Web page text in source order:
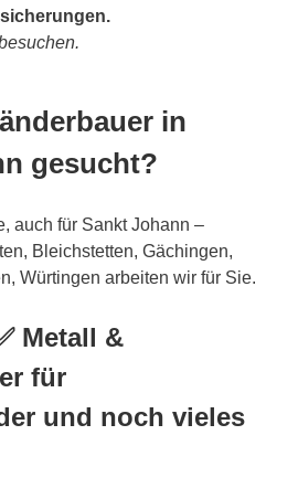
in
gesucht?
auch für Sankt Johann –
Bleichstetten, Gächingen,
Würtingen arbeiten wir für Sie.
Metall &
für
und noch vieles